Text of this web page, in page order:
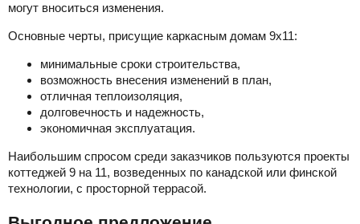
могут вноситься изменения.
Основные черты, присущие каркасным домам 9х11:
минимальные сроки строительства,
возможность внесения изменений в план,
отличная теплоизоляция,
долговечность и надежность,
экономичная эксплуатация.
Наибольшим спросом среди заказчиков пользуются проекты
коттеджей 9 на 11, возведенных по канадской или финской
технологии, с просторной террасой.